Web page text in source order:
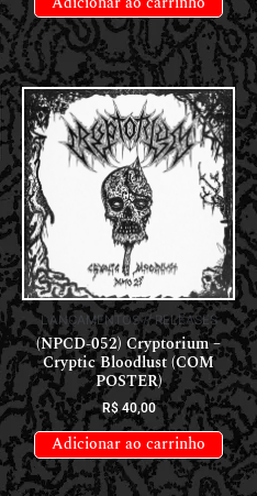
LANÇAMENTOS // RELEASES
(NPCD-052) Cryptorium –
Cryptic Bloodlust (COM
POSTER)
R$40,00
Adicionar ao carrinho